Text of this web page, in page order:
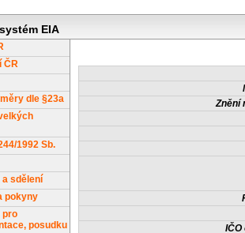
EIA
ČR
dle §23a
1992 Sb.
sdělení
pokyny
pro
posudku
Znění
IČO